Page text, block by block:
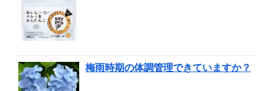
梅雨時期の体調管理できていますか？